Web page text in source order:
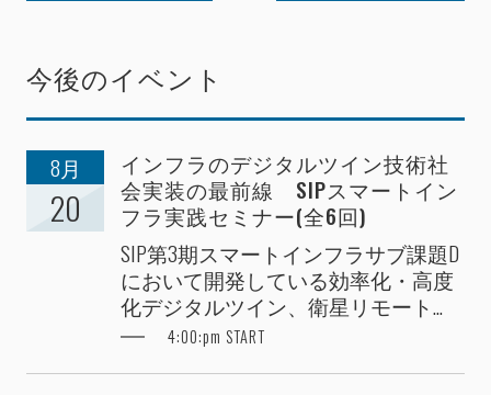
今後のイベント
8月
20
インフラのデジタルツイン技術社
会実装の最前線 SIPスマートイン
フラ実践セミナー(全6回)
SIP第3期スマートインフラサブ課題D
において開発している効率化・高度
化デジタルツイン、衛星リモート...
4:00:pm START